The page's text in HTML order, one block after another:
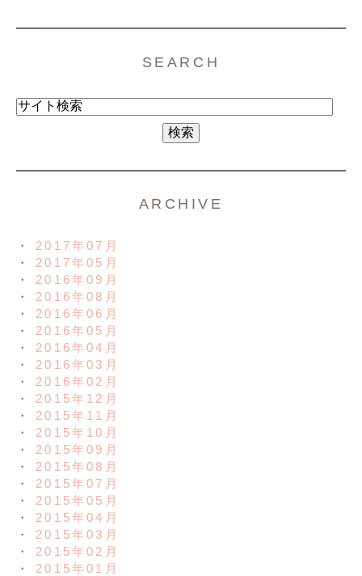
SEARCH
ARCHIVE
2017年07月
2017年05月
2016年09月
2016年08月
2016年06月
2016年05月
2016年04月
2016年03月
2016年02月
2015年12月
2015年11月
2015年10月
2015年09月
2015年08月
2015年07月
2015年05月
2015年04月
2015年03月
2015年02月
2015年01月